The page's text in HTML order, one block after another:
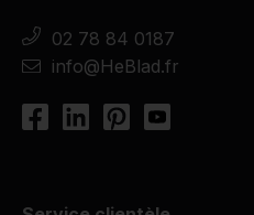
02 78 84 0187
info@HeBlad.fr